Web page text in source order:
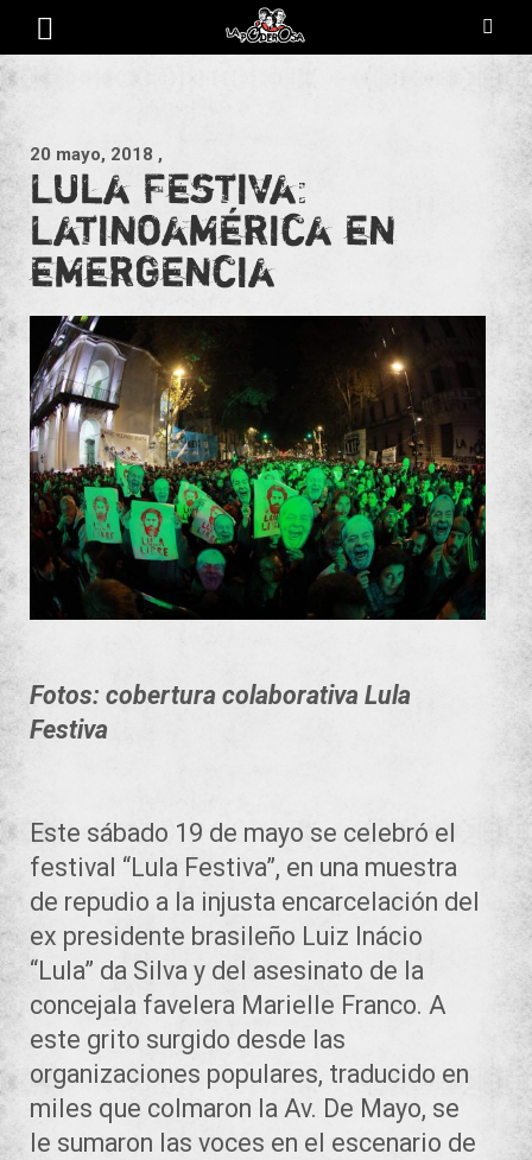
contenido
20 mayo, 2018 ,
Lula Festiva:
Latinoamérica en
emergencia
Fotos: cobertura colaborativa Lula
Festiva
Este sábado 19 de mayo se celebró el
festival “Lula Festiva”, en una muestra
de repudio a la injusta encarcelación del
ex presidente brasileño Luiz Inácio
“Lula” da Silva y del asesinato de la
concejala favelera Marielle Franco. A
este grito surgido desde las
organizaciones populares, traducido en
miles que colmaron la Av. De Mayo, se
le sumaron las voces en el escenario de